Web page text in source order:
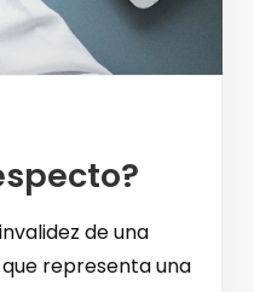
de una
representa una